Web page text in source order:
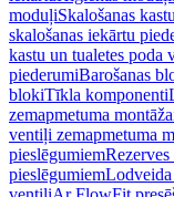
moduļiSkalošanas
skalošanas iekārtu
kastu un tualetes poda
piederumiBarošanas
blokiTīkla komponenti
zemapmetuma
ventiļi zemapmetuma
pieslēgumiemRezerves
pieslēgumiem